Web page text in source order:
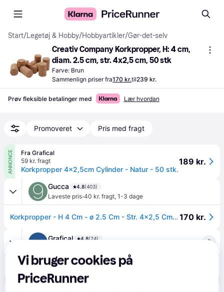
Start/Legetøj & Hobby/Hobbyartikler/Gør-det-selv
Creativ Company Korkpropper, H: 4 cm,
diam. 2.5 cm, str. 4x2,5 cm, 50 stk
Farve: Brun
Sammenlign priser fra170 kr.til239 kr.
Prøv fleksible betalinger med Lær hvordan
Promoveret Pris med fragt
ANNONCE
Fra Grafical
59 kr. fragt
Korkpropper 4x2,5cm Cylinder - Natur - 50 stk.
189 kr.
Gucca 4.8(403)
Laveste pris·40 kr. fragt, 1-3 dage
Korkpropper - H 4 Cm - ø 2.5 Cm - Str. 4x2,5 Cm - 50 Stk.170 kr.
Grafical 4.8(24)
Korkpropper 4x2,5cm Cylinder - Natur - 50 stk.
Vi bruger cookies på
PriceRunner